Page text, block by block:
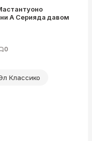
А Серияда давом
0
Классико